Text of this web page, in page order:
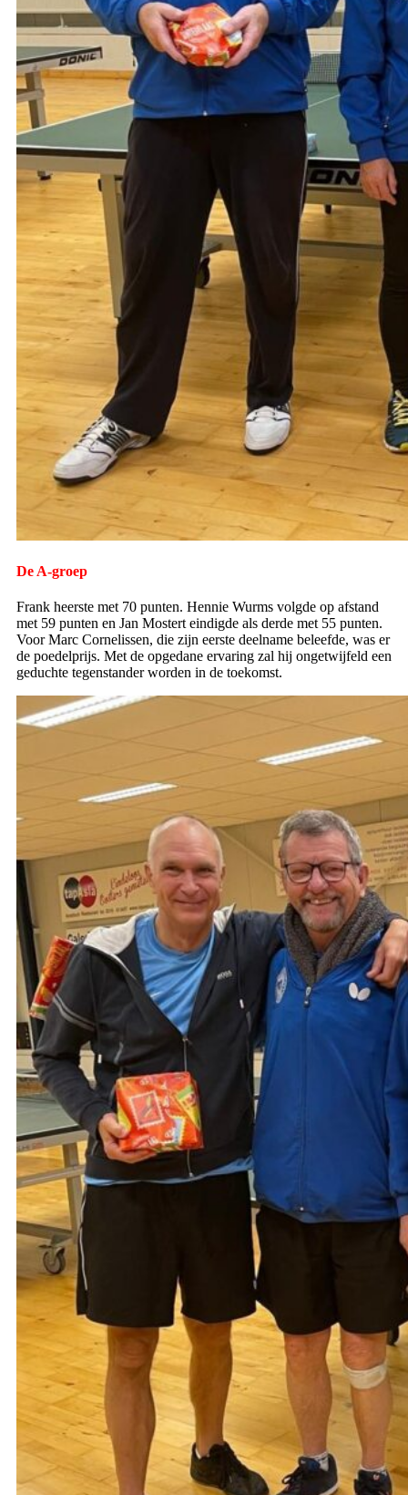
De A-groep
Frank heerste met 70 punten. Hennie Wurms volgde op afstand
met 59 punten en Jan Mostert eindigde als derde met 55 punten.
Voor Marc Cornelissen, die zijn eerste deelname beleefde, was er
de poedelprijs. Met de opgedane ervaring zal hij ongetwijfeld een
geduchte tegenstander worden in de toekomst.